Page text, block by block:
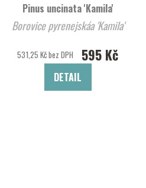
Pinus uncinata 'Kamila'
Borovice pyrenejskáa 'Kamila'
531,25 Kč bez DPH 595 Kč
DETAIL